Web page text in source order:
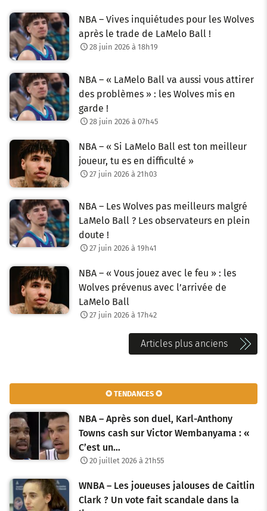
NBA – Vives inquiétudes pour les Wolves
après le trade de LaMelo Ball !
28 juin 2026 à 18h19
NBA – « LaMelo Ball va aussi vous attirer
des problèmes » : les Wolves mis en
garde !
28 juin 2026 à 07h45
NBA – « Si LaMelo Ball est ton meilleur
joueur, tu es en difficulté »
27 juin 2026 à 21h03
NBA – Les Wolves pas meilleurs malgré
LaMelo Ball ? Les observateurs en plein
doute !
27 juin 2026 à 19h41
NBA – « Vous jouez avec le feu » : les
Wolves prévenus avec l’arrivée de
LaMelo Ball
27 juin 2026 à 17h42
v
i
g
a
i
Articles plus anciens
✪ TENDANCES ✪
NBA – Après son duel, Karl-Anthony
Towns cash sur Victor Wembanyama : «
C’est un…
20 juillet 2026 à 21h55
WNBA – Les joueuses jalouses de Caitlin
Clark ? Un vote fait scandale dans la